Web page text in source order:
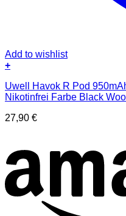
Add to wishlist
+
Uwell Havok R Pod
Nikotinfrei Farbe Black
27,90 €